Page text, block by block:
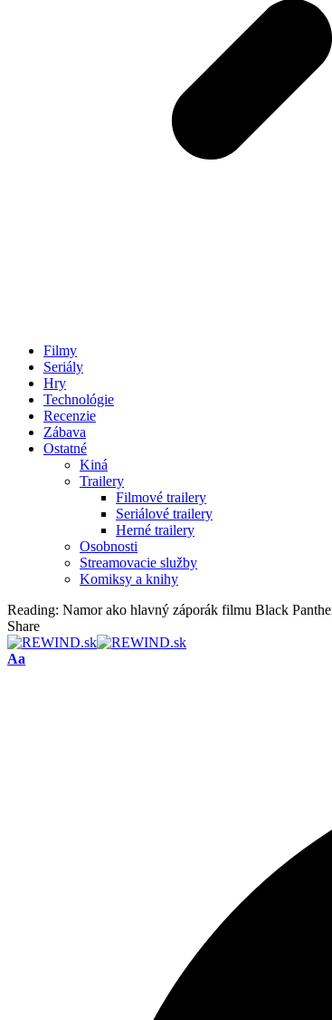
Filmy
Seriály
Hry
Technológie
Recenzie
Zábava
Ostatné
Kiná
Trailery
Filmové trailery
Seriálové trailery
Herné trailery
Osobnosti
Streamovacie služby
Komiksy a knihy
Reading: Namor ako hlavný záporák filmu Black
Share
Font
Aa